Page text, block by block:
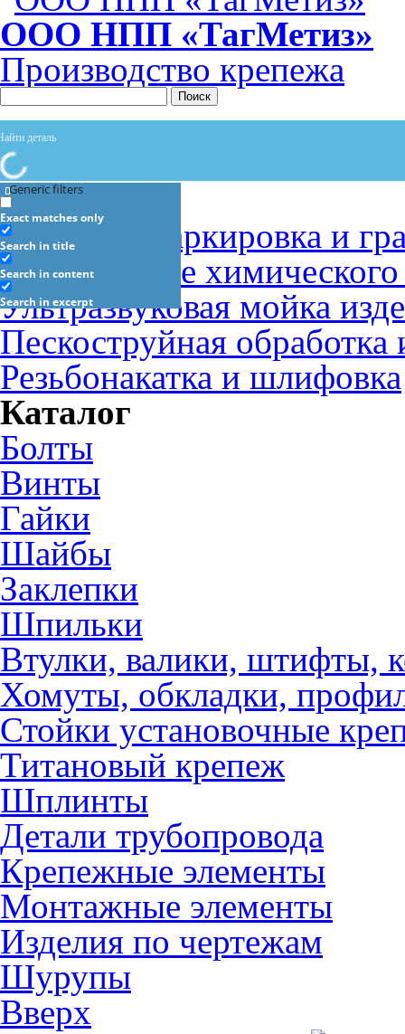
ООО НПП «ТагМетиз»
Производство крепежа
Поиск
Generic filters
Exact matches only
Search in title
Search in content
Search in excerpt
Услуги
Лазерная маркировка и
Определение химического
Ультразвуковая мойка
Пескоструйная обработка
Резьбонакатка и шлифовка
Каталог
Болты
Винты
Гайки
Шайбы
Заклепки
Шпильки
Втулки, валики, штифты,
Хомуты, обкладки,
Стойки установочные
Титановый крепеж
Шплинты
Детали трубопровода
Крепежные элементы
Монтажные элементы
Изделия по чертежам
Шурупы
Вверх